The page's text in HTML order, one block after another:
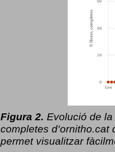
Figura 2. Evolució de la
completes d’ornitho.cat
permet visualitzar